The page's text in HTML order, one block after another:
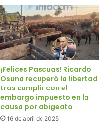
¡Felices Pascuas! Ricardo
Osuna recuperó la libertad
tras cumplir con el
embargo impuesto en la
causa por abigeato
16 de abril de 2025